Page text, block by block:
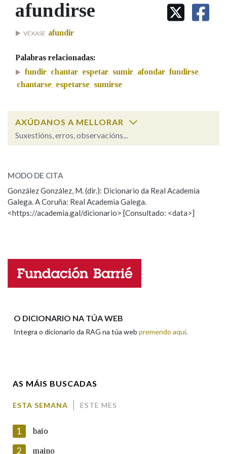
IDENTIDADE CORPORATIVA
MARCIAL DEL ADALID
FIGURAS HOMENAXEADAS
PORTAL DAS PALABRAS
Facebook
TwitterYoutubeInstagram
Bluesky
BUSCAR NOS LEMAS
Comeza por
Remata por
Contén
Nas definicións
Nos exemplos
Marcas gramaticais
LIMPAR
afundirse
VÉXASE afundir
Palabras relacionadas:
fundir, chantar, espetar, sumir, afondar, fundirse,
chantarse, espetarse, sumirse
AXÚDANOS A MELLORAR
Suxestións, erros, observacións...
ESCOLLE UNHA OPCIÓN:
Observación Hai un erro na palabra
Propoño mellorar a definición
Nome
MODO DE CITA
González González, M. (dir.): Dicionario da Real Academia
Galega. A Coruña: Real Academia Galega.
<https://academia.gal/dicionario> [Consultado: <data>]
O DICIONARIO NA TÚA WEB
Integra o dicionario da RAG na túa web premendo aquí.
AS MÁIS BUSCADAS
ESTA SEMANA ESTE MES
1 baio
2 maino